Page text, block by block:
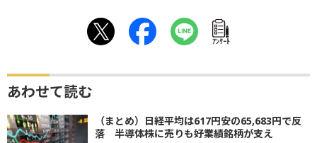
ｱﾝｹｰﾄ
あわせて読む
（まとめ）日経平均は617円安の65,683円で反
落 半導体株に売りも好業績銘柄が支え